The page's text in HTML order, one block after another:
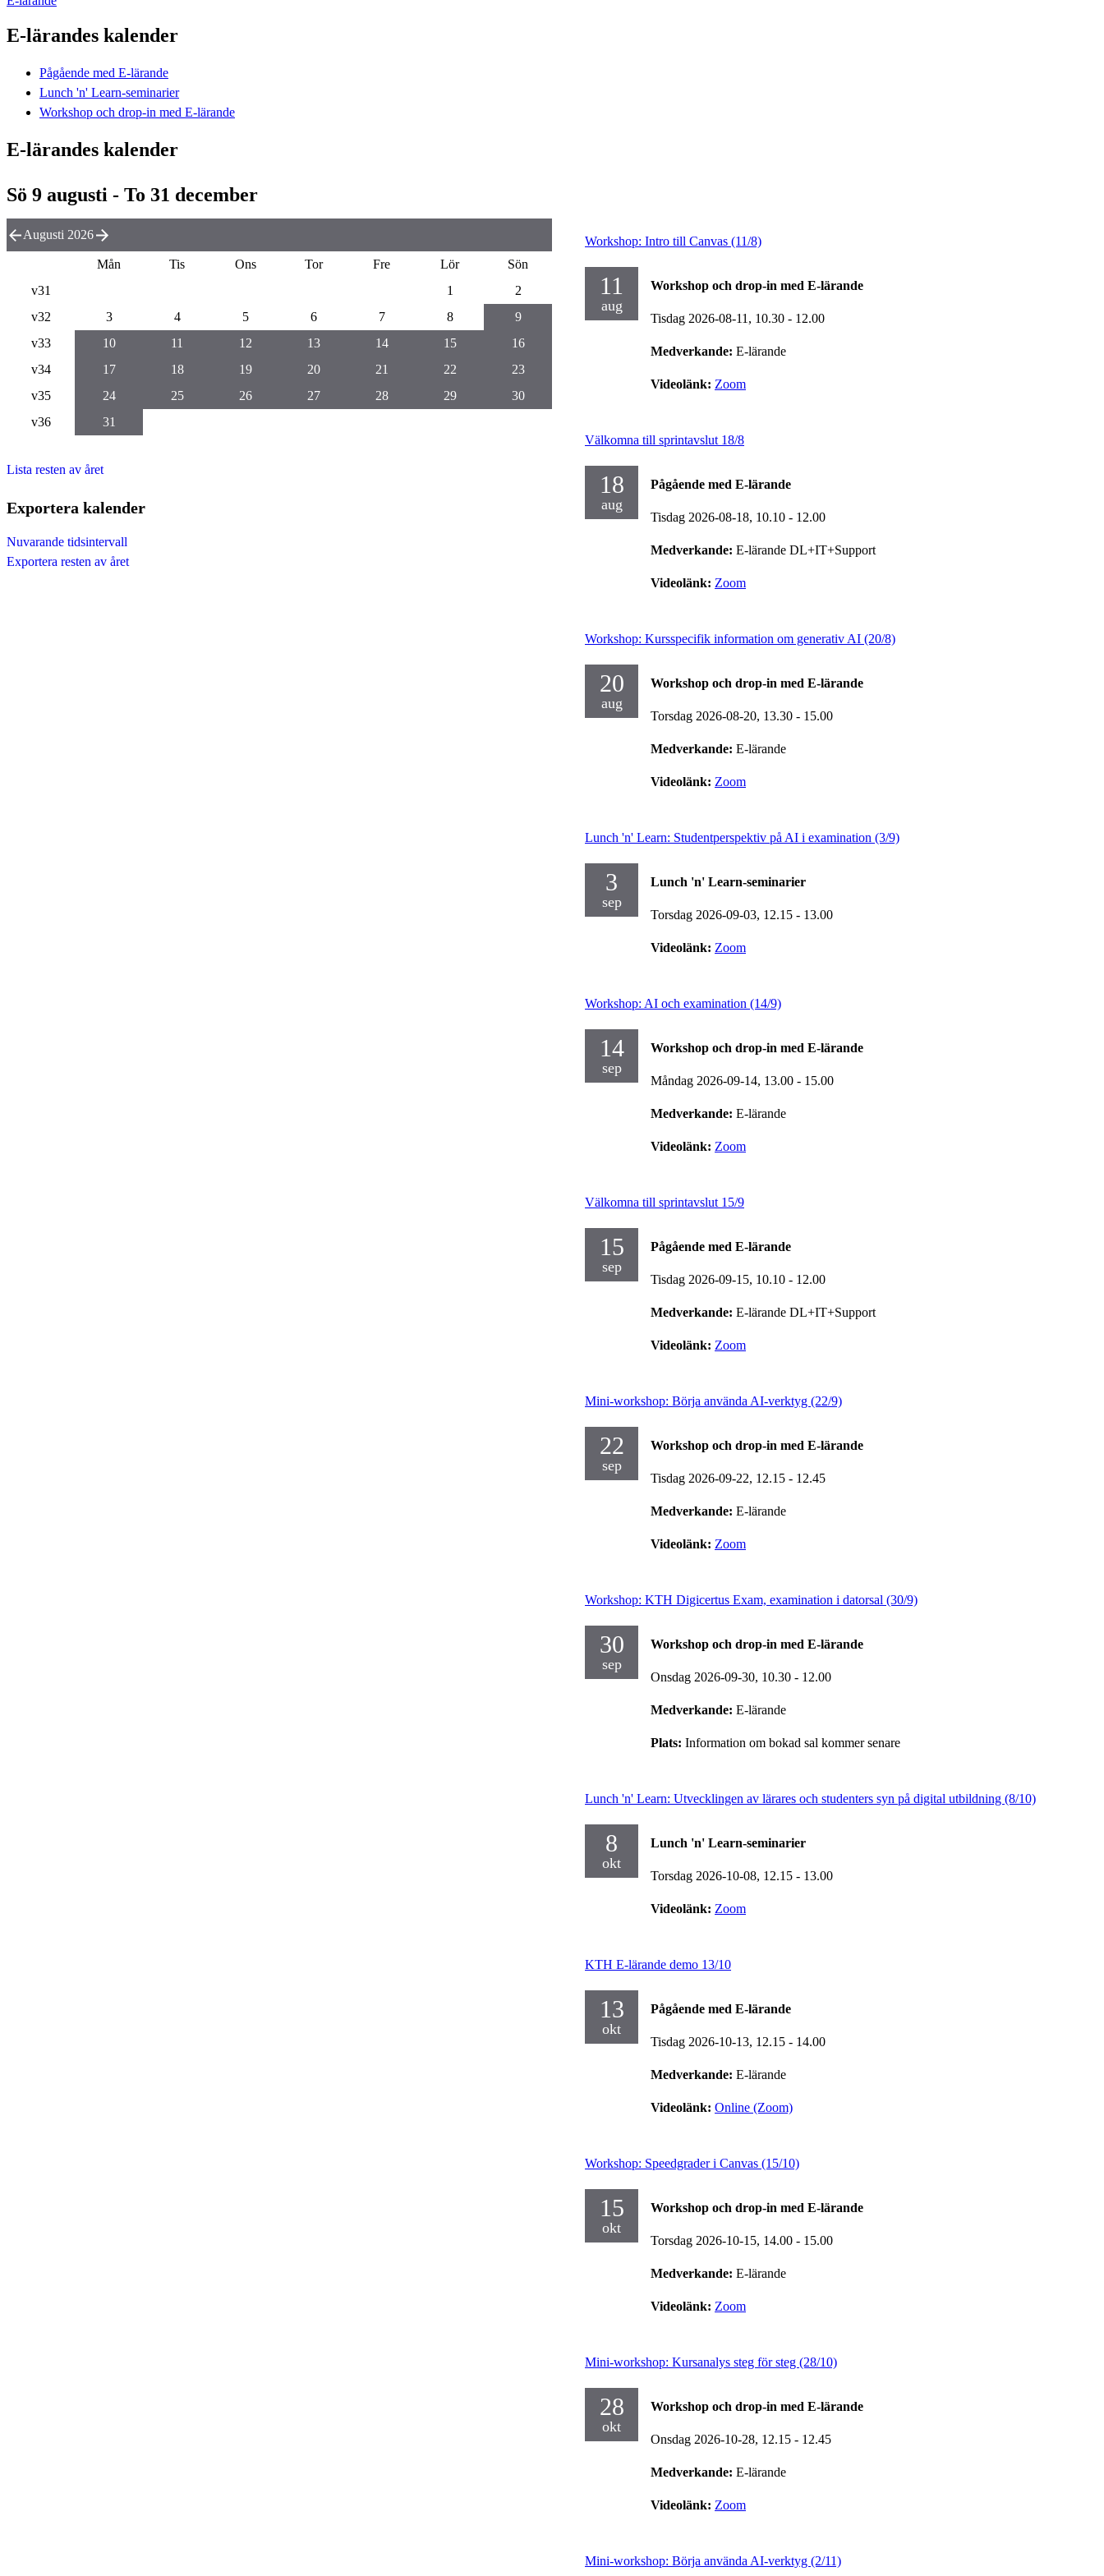
E-lärandes kalender
Pågående med E-lärande
Lunch 'n' Learn-seminarier
Workshop och drop-in med E-lärande
E-lärandes kalender
Sö 9 augusti - To 31 december
Workshop: Intro till Canvas (11/8)
11
aug
Workshop och drop-in med E-lärande
Tisdag 2026-08-11, 10.30 - 12.00
Medverkande: E-lärande
Videolänk: Zoom
Välkomna till sprintavslut 18/8
18
aug
Pågående med E-lärande
Tisdag 2026-08-18, 10.10 - 12.00
Medverkande: E-lärande DL+IT+Support
Videolänk: Zoom
Workshop: Kursspecifik information om generativ AI (20/8)
20
aug
Workshop och drop-in med E-lärande
Torsdag 2026-08-20, 13.30 - 15.00
Medverkande: E-lärande
Videolänk: Zoom
Lunch 'n' Learn: Studentperspektiv på AI i examination (3/9)
3
sep
Lunch 'n' Learn-seminarier
Torsdag 2026-09-03, 12.15 - 13.00
Videolänk: Zoom
Workshop: AI och examination (14/9)
14
sep
Workshop och drop-in med E-lärande
Måndag 2026-09-14, 13.00 - 15.00
Medverkande: E-lärande
Videolänk: Zoom
Välkomna till sprintavslut 15/9
15
sep
Pågående med E-lärande
Tisdag 2026-09-15, 10.10 - 12.00
Medverkande: E-lärande DL+IT+Support
Videolänk: Zoom
Mini-workshop: Börja använda AI-verktyg (22/9)
22
sep
Workshop och drop-in med E-lärande
Tisdag 2026-09-22, 12.15 - 12.45
Medverkande: E-lärande
Videolänk: Zoom
Workshop: KTH Digicertus Exam, examination i datorsal (30/9)
30
sep
Workshop och drop-in med E-lärande
Onsdag 2026-09-30, 10.30 - 12.00
Medverkande: E-lärande
Plats: Information om bokad sal kommer senare
Lunch 'n' Learn: Utvecklingen av lärares och studenters syn på digital utbildning (8/10)
8
okt
Lunch 'n' Learn-seminarier
Torsdag 2026-10-08, 12.15 - 13.00
Videolänk: Zoom
KTH E-lärande demo 13/10
13
okt
Pågående med E-lärande
Tisdag 2026-10-13, 12.15 - 14.00
Medverkande: E-lärande
Videolänk: Online (Zoom)
Workshop: Speedgrader i Canvas (15/10)
15
okt
Workshop och drop-in med E-lärande
Torsdag 2026-10-15, 14.00 - 15.00
Medverkande: E-lärande
Videolänk: Zoom
Mini-workshop: Kursanalys steg för steg (28/10)
28
okt
Workshop och drop-in med E-lärande
Onsdag 2026-10-28, 12.15 - 12.45
Medverkande: E-lärande
Videolänk: Zoom
Mini-workshop: Börja använda AI-verktyg (2/11)
Augusti 2026
Mån Tis Ons Tor Fre Lör
Sön
v31
1
2
v32
3 4 5 6 7 8
9
v33
10 11 12 13 14 15
16
v34
17 18 19 20 21 22
23
v35
24 25 26 27 28 29
30
v36
31
Lista resten av året
Exportera kalender
Nuvarande tidsintervall
Exportera resten av året